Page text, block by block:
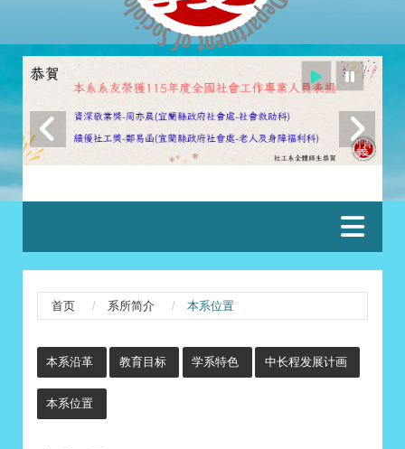
首页 系所简介 本系位置
本系沿革 教育目标 学系特色 中长程发展计画
本系位置